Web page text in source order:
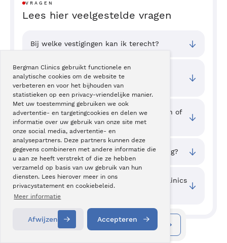
Bergman Clinics gebruikt functionele en
analytische cookies om de website te
verbeteren en voor het bijhouden van
statistieken op een privacy-vriendelijke manier.
Met uw toestemming gebruiken we ook
advertentie- en targetingcookies en delen we
informatie over uw gebruik van onze site met
onze social media, advertentie- en
analysepartners. Deze partners kunnen deze
gegevens combineren met andere informatie die
u aan ze heeft verstrekt of die ze hebben
verzameld op basis van uw gebruik van hun
diensten. Lees hierover meer in ons
privacystatement en cookiebeleid.
Meer informatie
Afwijzen Accepteren
VRAGEN
Lees hier veelgestelde vragen
Bij welke vestigingen kan ik terecht?
Wat zijn de toegangstijden van deze
behandeling?
Waar kan ik ervaringen van cliënten zien of
mijn ervaring delen?
Wat zijn de prijzen van deze behandeling?
Welke kwaliteit wordt er bij Bergman Clinics
geboden?